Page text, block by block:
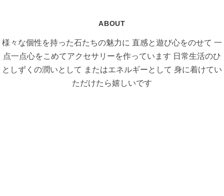
ABOUT
様々な個性を持った石たちの魅力に 直感と遊び心をのせて 一
点一点心をこめてアクセサリーを作っています 日常生活のひ
としずくの潤いとして またはエネルギーとして 身に着けてい
ただけたら嬉しいです